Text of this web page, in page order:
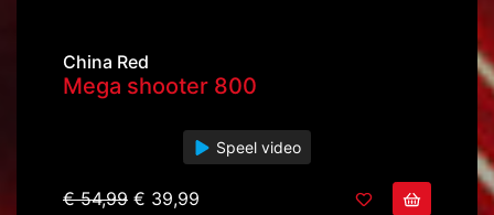
China Red
Mega shooter 800
Speel video
€ 54,99 € 39,99